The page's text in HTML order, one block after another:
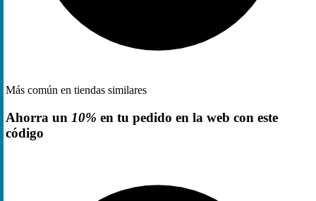
Más común en tiendas similares
Ahorra un 10% en tu pedido en la web con este
código